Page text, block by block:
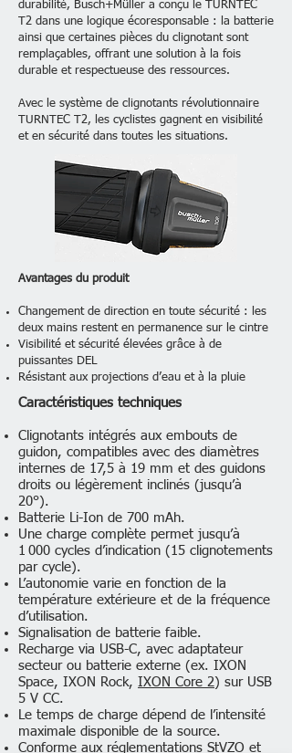
durabilité, Busch+Müller a conçu le TURNTEC
T2 dans une logique écoresponsable : la batterie
ainsi que certaines pièces du clignotant sont
remplaçables, offrant une solution à la fois
durable et respectueuse des ressources.
Avec le système de clignotants révolutionnaire
TURNTEC T2, les cyclistes gagnent en visibilité
et en sécurité dans toutes les situations.
Avantages du produit
Changement de direction en toute sécurité : les
deux mains restent en permanence sur le cintre
Visibilité et sécurité élevées grâce à de
puissantes DEL
Résistant aux projections d’eau et à la pluie
Caractéristiques techniques
Clignotants intégrés aux embouts de
guidon, compatibles avec des diamètres
internes de 17,5 à 19 mm et des guidons
droits ou légèrement inclinés (jusqu’à
20°).
Batterie Li-Ion de 700 mAh.
Une charge complète permet jusqu’à
1 000 cycles d’indication (15 clignotements
par cycle).
L’autonomie varie en fonction de la
température extérieure et de la fréquence
d’utilisation.
Signalisation de batterie faible.
Recharge via USB-C, avec adaptateur
secteur ou batterie externe (ex. IXON
Space, IXON Rock, IXON Core 2) sur USB
5 V CC.
Le temps de charge dépend de l’intensité
maximale disponible de la source.
Conforme aux réglementations StVZO et